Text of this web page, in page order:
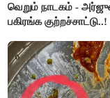
வெறும் நாடகம் -
பகிரங்க குற்றச்சாட்டு..!